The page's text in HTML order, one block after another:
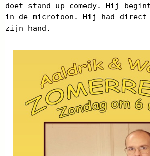
doet stand-up comedy. Hij
in de microfoon. Hij had direct
zijn hand.